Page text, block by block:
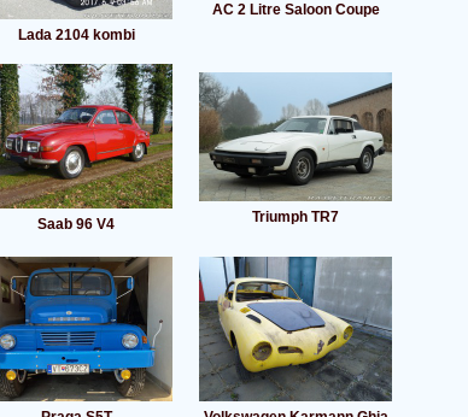
Lada 2104 kombi
AC 2 Litre Saloon Coupe
Saab 96 V4 Triumph TR7